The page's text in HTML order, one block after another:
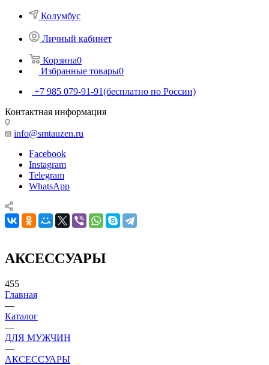
Колумбус
Личный кабинет
Корзина0
Избранные товары0
+7 985 079-91-91(бесплатно по России)
Контактная информация
info@smtauzen.ru
Facebook
Instagram
Telegram
WhatsApp
АКСЕССУАРЫ
455
Главная
—
Каталог
—
ДЛЯ МУЖЧИН
—
АКСЕССУАРЫ